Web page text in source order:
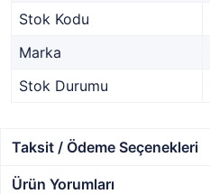
Stok Kodu
Marka
Stok Durumu
Taksit / Ödeme Seçenekleri
Ürün Yorumları